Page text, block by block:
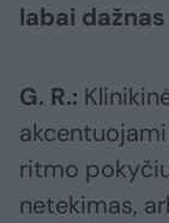
labai
G. R.:
ritmo
netekimas,